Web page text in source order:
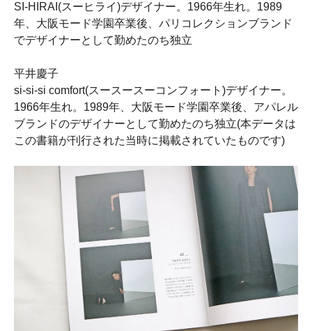
SI‐HIRAI(スーヒライ)デザイナー。1966年生れ。1989
年、大阪モード学園卒業後、パリコレクションブランド
でデザイナーとして勤めたのち独立
平井慶子
si‐si‐si comfort(スースースーコンフォート)デザイナー。
1966年生れ。1989年、大阪モード学園卒業後、アパレル
ブランドのデザイナーとして勤めたのち独立(本データは
この書籍が刊行された当時に掲載されていたものです)